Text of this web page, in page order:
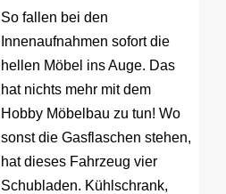
So fallen bei den
Innenaufnahmen sofort die
hellen Möbel ins Auge. Das
hat nichts mehr mit dem
Hobby Möbelbau zu tun! Wo
sonst die Gasflaschen stehen,
hat dieses Fahrzeug vier
Schubladen. Kühlschrank,